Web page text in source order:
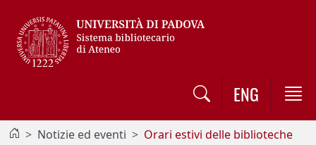
ENG
Notizie ed eventi Orari estivi delle biblioteche